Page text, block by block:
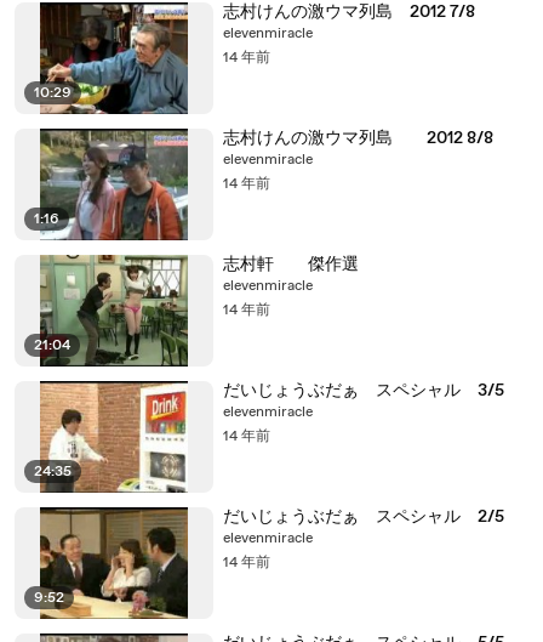
10:29
志村けんの激ウマ列島 2012 7/8
elevenmiracle
14 年前
1:16
志村けんの激ウマ列島 2012 8/8
elevenmiracle
14 年前
21:04
志村軒 傑作選
elevenmiracle
14 年前
24:35
だいじょうぶだぁ スペシャル 3/5
elevenmiracle
14 年前
9:52
だいじょうぶだぁ スペシャル 2/5
elevenmiracle
14 年前